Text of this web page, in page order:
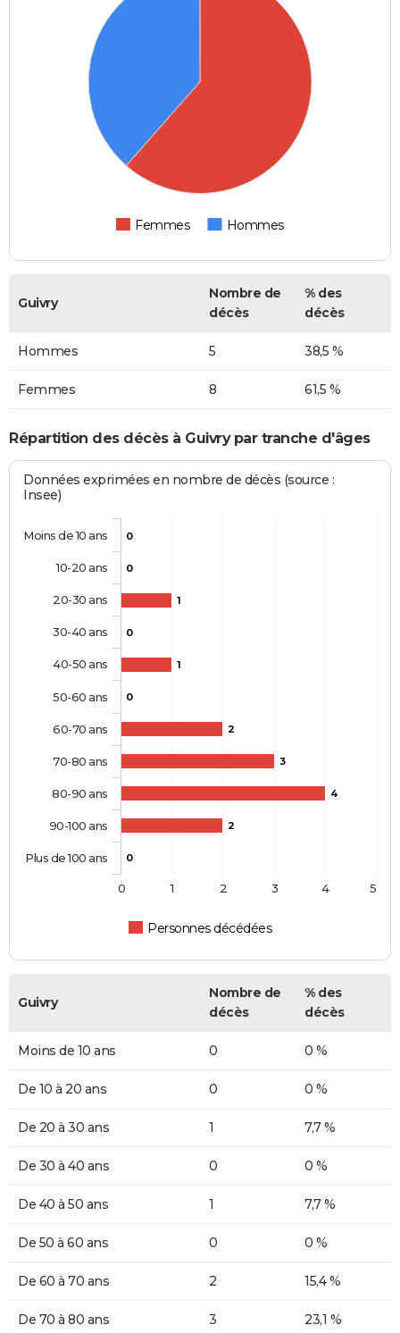
Femmes Hommes
Guivry
Nombre de
décès
% des
décès
Hommes 5 38,5 %
Femmes 8 61,5 %
Répartition des décès à Guivry par tranche d'âges
Données exprimées en nombre de décès (source :
Insee)
0
0
1
0
1
0
2
3
4
2
0
Personnes décédées
Moins de 10 ans
10-20 ans
20-30 ans
30-40 ans
40-50 ans
50-60 ans
60-70 ans
70-80 ans
80-90 ans
90-100 ans
Plus de 100 ans
0 1 2 3 4 5
Guivry
Nombre de
décès
% des
décès
Moins de 10 ans 0 0 %
De 10 à 20 ans 0 0 %
De 20 à 30 ans 1 7,7 %
De 30 à 40 ans 0 0 %
De 40 à 50 ans 1 7,7 %
De 50 à 60 ans 0 0 %
De 60 à 70 ans 2 15,4 %
De 70 à 80 ans 3 23,1 %